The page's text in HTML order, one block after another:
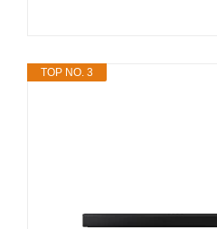
TOP NO. 3